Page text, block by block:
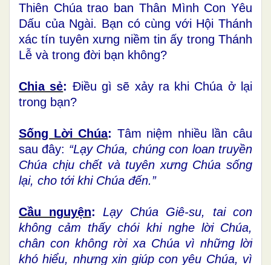
Thiên Chúa trao ban Thân Mình Con Yêu
Dấu của Ngài. Bạn có cùng với Hội Thánh
xác tín tuyên xưng niềm tin ấy trong Thánh
Lễ và trong đời bạn không?
Chia sẻ: Điều gì sẽ xảy ra khi Chúa ở lại
trong bạn?
Sống Lời Chúa: Tâm niệm nhiều lần câu
sau đây: “Lạy Chúa, chúng con loan truyền
Chúa chịu chết và tuyên xưng Chúa sống
lại, cho tới khi Chúa đến.”
Cầu nguyện: Lạy Chúa Giê-su, tai con
không cảm thấy chói khi nghe lời Chúa,
chân con không rời xa Chúa vì những lời
khó hiểu, nhưng xin giúp con yêu Chúa, vì